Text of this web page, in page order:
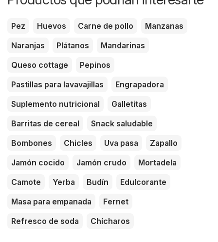
Pez Huevos Carne de pollo
Manzanas
Naranjas
Plátanos
Mandarinas
Queso cottage
Pepinos
Pastillas para lavavajillas
Engrapadora
Suplemento nutricional
Galletitas
Barritas de cereal
Snack saludable
Bombones
Chicles Uva pasa
Zapallo
Jamón cocido
Jamón crudo
Mortadela
Camote
Yerba Budín
Edulcorante
Masa para empanada
Fernet
Refresco de soda
Chícharos